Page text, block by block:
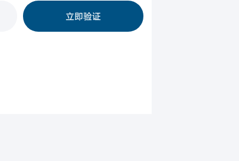
立即验证